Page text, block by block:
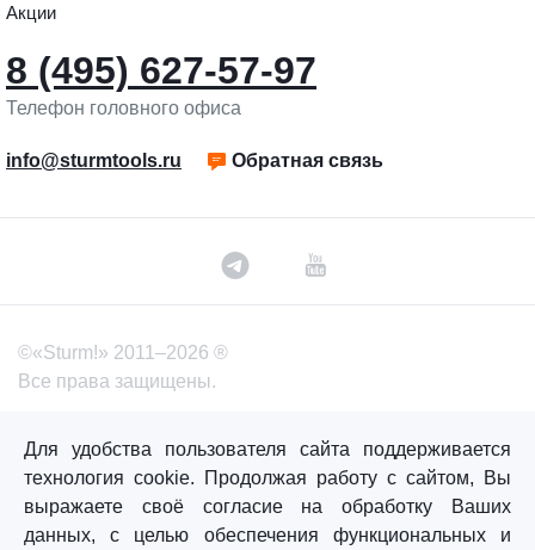
Акции
8 (495) 627-57-97
Телефон головного офиса
info@sturmtools.ru Обратная связь
©«Sturm!» 2011–2026 ®
Все права защищены.
Согласие на обработку персональных данных
Для удобства пользователя сайта поддерживается
технология cookie. Продолжая работу с сайтом, Вы
выражаете своё согласие на обработку Ваших
данных, с целью обеспечения функциональных и